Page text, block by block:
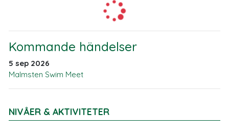
Kommande händelser
5 sep 2026
Malmsten Swim Meet
NIVÅER & AKTIVITETER